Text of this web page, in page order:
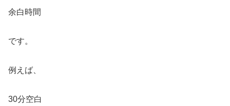
余白時間
です。
例えば、
30分空白